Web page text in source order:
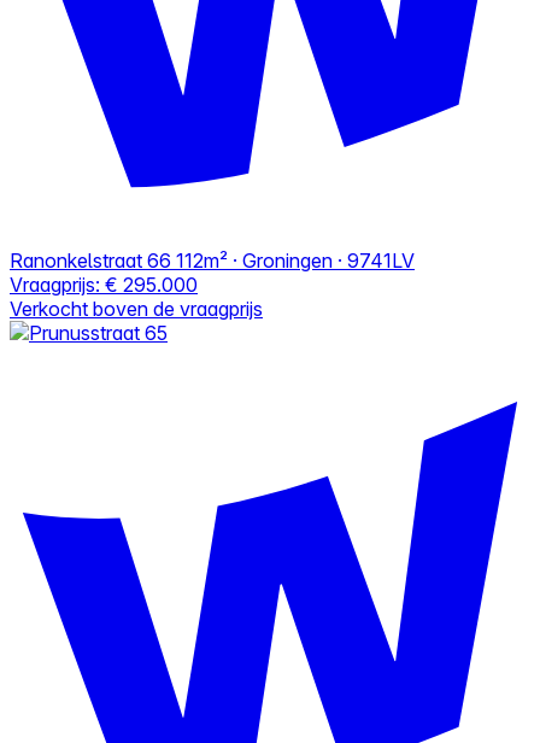
Ranonkelstraat 66 112m² · Groningen · 9741LV
Vraagprijs: € 295.000
Verkocht boven de vraagprijs